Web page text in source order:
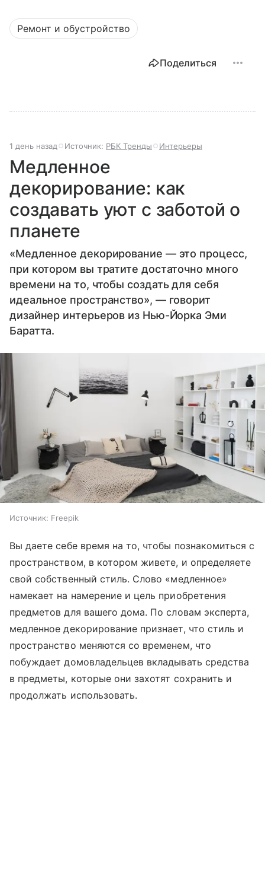
Ремонт и обустройство
Поделиться
1 день назад Источник: РБК Тренды Интерьеры
Медленное
декорирование: как
создавать уют с заботой о
планете
«Медленное декорирование — это процесс,
при котором вы тратите достаточно много
времени на то, чтобы создать для себя
идеальное пространство», — говорит
дизайнер интерьеров из Нью-Йорка Эми
Баратта.
Источник: Freepik
Вы даете себе время на то, чтобы познакомиться с
пространством, в котором живете, и определяете
свой собственный стиль. Слово «медленное»
намекает на намерение и цель приобретения
предметов для вашего дома. По словам эксперта,
медленное декорирование признает, что стиль и
пространство меняются со временем, что
побуждает домовладельцев вкладывать средства
в предметы, которые они захотят сохранить и
продолжать использовать.